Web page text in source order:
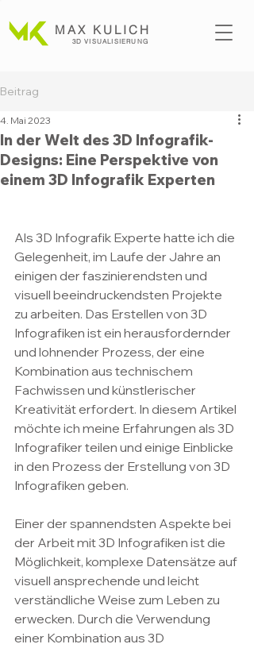
MAX KULICH
3D VISUALISIERUNG
Beitrag
In der Welt des 3D Infografik-
Designs: Eine Perspektive von
einem 3D Infografik Experten
4. Mai 2023
Als 3D Infografik Experte hatte ich die
Gelegenheit, im Laufe der Jahre an
einigen der faszinierendsten und
visuell beeindruckendsten Projekte
zu arbeiten. Das Erstellen von 3D
Infografiken ist ein herausfordernder
und lohnender Prozess, der eine
Kombination aus technischem
Fachwissen und künstlerischer
Kreativität erfordert. In diesem Artikel
möchte ich meine Erfahrungen als 3D
Infografiker teilen und einige Einblicke
in den Prozess der Erstellung von 3D
Infografiken geben.
Einer der spannendsten Aspekte bei
der Arbeit mit 3D Infografiken ist die
Möglichkeit, komplexe Datensätze auf
visuell ansprechende und leicht
verständliche Weise zum Leben zu
erwecken. Durch die Verwendung
einer Kombination aus 3D